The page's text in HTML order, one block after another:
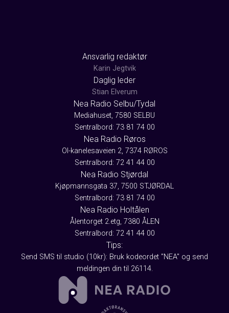
Ansvarlig redaktør
Karin Jegtvik
Daglig leder
Stian Elverum
Nea Radio Selbu/Tydal
Mediahuset, 7580 SELBU
Sentralbord: 73 81 74 00
Nea Radio Røros
Ol-kanelesaveien 2, 7374 RØROS
Sentralbord: 72 41 44 00
Nea Radio Stjørdal
Kjøpmannsgata 37, 7500 STJØRDAL
Sentralbord: 73 81 74 00
Nea Radio Holtålen
Ålentorget 2.etg, 7380 ÅLEN
Sentralbord: 72 41 44 00
Tips:
Send SMS til studio (10kr): Bruk kodeordet "NEA" og send
meldingen din til 26114.